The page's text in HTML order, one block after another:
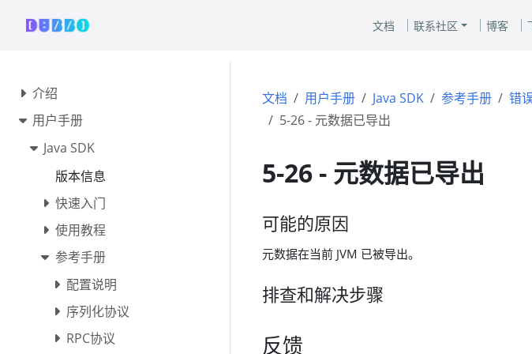
文档 联系社区 博客
介绍
用户手册
Java SDK
版本信息
快速入门
使用教程
参考手册
配置说明
序列化协议
RPC协议
文档 用户手册 Java SDK 参考手册 错
5-26 - 元数据已导出
5-26 - 元数据已导出
可能的原因
元数据在当前 JVM 已被导出。
排查和解决步骤
反馈